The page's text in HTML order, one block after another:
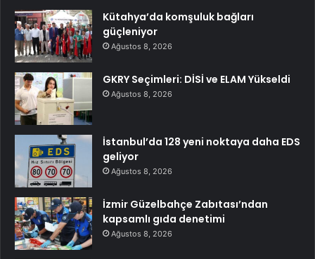
Kütahya’da komşuluk bağları
güçleniyor
Ağustos 8, 2026
GKRY Seçimleri: DİSİ ve ELAM Yükseldi
Ağustos 8, 2026
İstanbul’da 128 yeni noktaya daha EDS
geliyor
Ağustos 8, 2026
İzmir Güzelbahçe Zabıtası’ndan
kapsamlı gıda denetimi
Ağustos 8, 2026